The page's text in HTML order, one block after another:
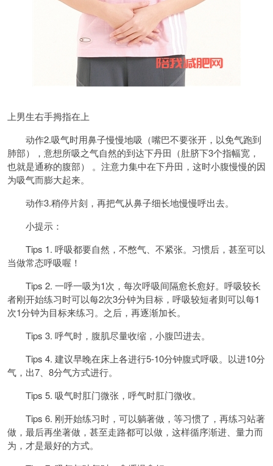
上男生右手拇指在上
动作2.吸气时用鼻子慢慢地吸（嘴巴不要张开，以免气跑到
肺部），意想所吸之气自然的到达下丹田（肚脐下3个指幅宽，
也就是通称的腹部） 。注意力集中在下丹田，这时小腹慢慢的因
为吸气而膨大起来。
动作3.稍停片刻，再把气从鼻子细长地慢慢呼出去。
小提示：
Tips 1. 呼吸都要自然，不憋气、不紧张。习惯后，甚至可以
当做常态呼吸喔！
Tips 2. 一呼一吸为1次，每次呼吸间隔愈长愈好。呼吸较长
者刚开始练习时可以每2次3分钟为目标，呼吸较短者则可以每1
次1分钟为目标来练习。之后，再逐渐加长。
Tips 3. 呼气时，腹肌尽量收缩，小腹凹进去。
Tips 4. 建议早晚在床上各进行5-10分钟腹式呼吸。以进10分
气，出7、8分气方式进行。
Tips 5. 吸气时肛门微张，呼气时肛门微收。
Tips 6. 刚开始练习时，可以躺著做，等习惯了，再练习站著
做，最后再坐著做，甚至走路都可以做，这样循序渐进、量力而
为，才是最好的方式。